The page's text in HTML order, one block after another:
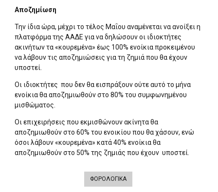
Αποζημίωση
Την ίδια ώρα, μέχρι το τέλος Μαΐου αναμένεται να ανοίξει η
πλατφόρμα της ΑΑΔΕ για να δηλώσουν οι ιδιοκτήτες
ακινήτων τα «κουρεμένα» έως 100% ενοίκια προκειμένου
να λάβουν τις αποζημιώσεις για τη ζημιά που θα έχουν
υποστεί.
Οι ιδιοκτήτες που δεν θα εισπράξουν ούτε αυτό το μήνα
ενοίκια θα αποζημιωθούν στο 80% του συμφωνημένου
μισθώματος.
Οι επιχειρήσεις που εκμισθώνουν ακίνητα θα
αποζημιωθούν στο 60% του ενοικίου που θα χάσουν, ενώ
όσοι λάβουν «κουρεμένα» κατά 40% ενοίκια θα
αποζημιωθούν στο 50% της ζημιάς που έχουν υποστεί.
ΦΟΡΟΛΟΓΙΚΑ